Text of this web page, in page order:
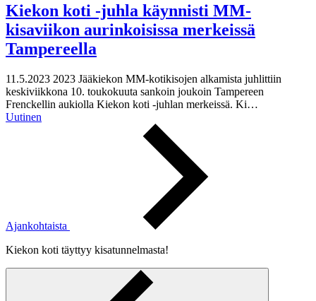
Kiekon koti -juhla käynnisti MM-
kisaviikon aurinkoisissa merkeissä
Tampereella
11.5.2023 2023 Jääkiekon MM-kotikisojen alkamista juhlittiin
keskiviikkona 10. toukokuuta sankoin joukoin Tampereen
Frenckellin aukiolla Kiekon koti -juhlan merkeissä. Ki…
Uutinen
Ajankohtaista
Kiekon koti täyttyy kisatunnelmasta!